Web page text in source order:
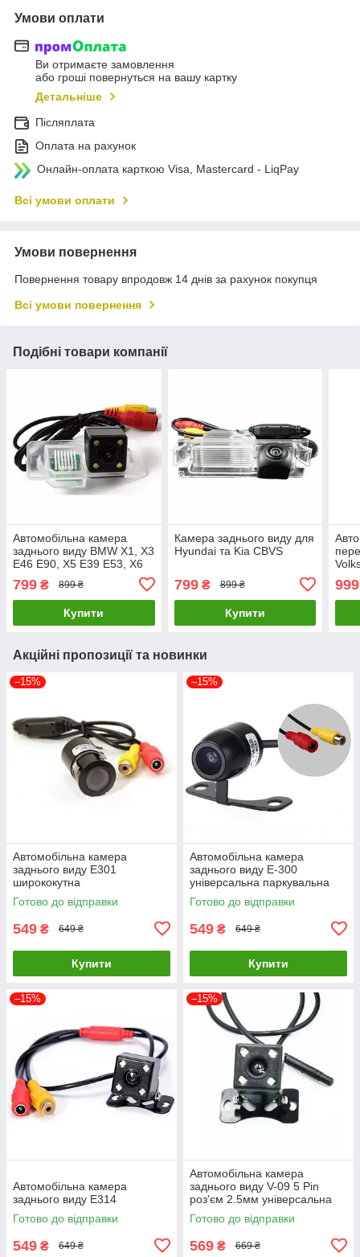
Умови оплати
Ви отримаєте замовлення
або гроші повернуться на вашу картку
Детальніше
Післяплата
Оплата на рахунок
Онлайн-оплата карткою Visa, Mastercard - LiqPay
Всі умови оплати
Умови повернення
Повернення товару впродовж 14 днів за рахунок покупця
Всі умови повернення
Подібні товари компанії
Автомобільна камера
заднього виду BMW X1, X3
E46 E90, X5 E39 E53, X6
799 ₴ 899 ₴
Купити
Камера заднього виду для
Hyundai та Kia CBVS
799₴ 899 ₴
Купити
999
Акційні пропозиції та новинки
–15%
Автомобільна камера
заднього виду E301
ширококутна
Готово до відправки
549 ₴ 649 ₴
Купити
–15%
Автомобільна камера
заднього виду E-300
універсальна паркувальна
Готово до відправки
549 ₴ 649 ₴
Купити
–15%
Автомобільна камера
заднього виду E314
Готово до відправки
549 ₴ 649 ₴
–15%
Автомобільна камера
заднього виду V-09 5 Pin
роз'єм 2.5мм універсальна
Готово до відправки
569 ₴ 669 ₴